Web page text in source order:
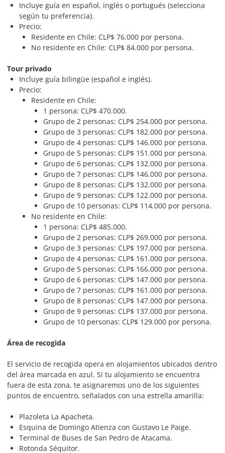
Incluye guía en español, inglés o portugués (selecciona
según tu preferencia).
Precio:
Residente en Chile: CLP$ 76.000 por persona.
No residente en Chile: CLP$ 84.000 por persona.
Tour privado
Incluye guía bilingüe (español e inglés).
Precio:
Residente en Chile:
1 persona: CLP$ 470.000.
Grupo de 2 personas: CLP$ 254.000 por persona.
Grupo de 3 personas: CLP$ 182.000 por persona.
Grupo de 4 personas: CLP$ 146.000 por persona.
Grupo de 5 personas: CLP$ 151.000 por persona.
Grupo de 6 personas: CLP$ 132.000 por persona.
Grupo de 7 personas: CLP$ 146.000 por persona.
Grupo de 8 personas: CLP$ 132.000 por persona.
Grupo de 9 personas: CLP$ 122.000 por persona.
Grupo de 10 personas: CLP$ 114.000 por persona.
No residente en Chile:
1 persona: CLP$ 485.000.
Grupo de 2 personas: CLP$ 269.000 por persona.
Grupo de 3 personas: CLP$ 197.000 por persona.
Grupo de 4 personas: CLP$ 161.000 por persona.
Grupo de 5 personas: CLP$ 166.000 por persona.
Grupo de 6 personas: CLP$ 147.000 por persona.
Grupo de 7 personas: CLP$ 161.000 por persona.
Grupo de 8 personas: CLP$ 147.000 por persona.
Grupo de 9 personas: CLP$ 137.000 por persona.
Grupo de 10 personas: CLP$ 129.000 por persona.
Área de recogida
El servicio de recogida opera en alojamientos ubicados dentro
del área marcada en azul. Si tu alojamiento se encuentra
fuera de esta zona, te asignaremos uno de los siguientes
puntos de encuentro, señalados con una estrella amarilla:
Plazoleta La Apacheta.
Esquina de Domingo Atienza con Gustavo Le Paige.
Terminal de Buses de San Pedro de Atacama.
Rotonda Séquitor.